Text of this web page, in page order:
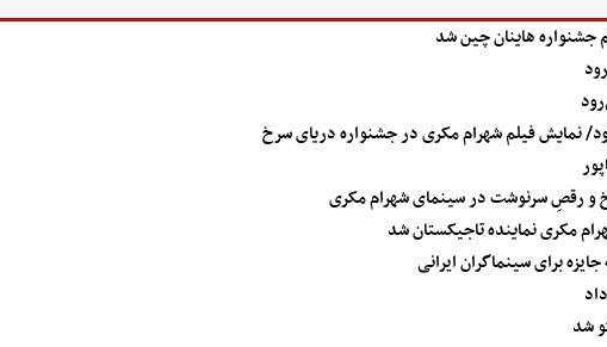
هاینان چین شد
نمایش فیلم شهرام مکری در جشنواره دریای سرخ
و رقصِ سرنوشت در سینمای شهرام مکری
برای سینماگران ایرانی
شد